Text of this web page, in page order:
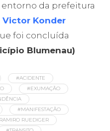
da prefeitura
Victor Konder
foi concluída
Blumenau)
#ACIDENTE
#EXUMAÇÃO
#MANIFESTAÇÃO
RUEDIGER